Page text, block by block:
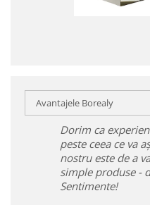
Avantajele Borealy
Dorim ca
peste ceea ce va
nostru este de a
simple produse -
Sentimente!